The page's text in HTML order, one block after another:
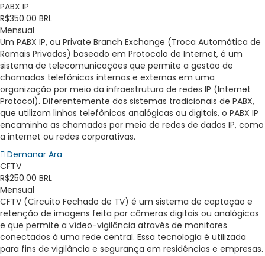
PABX IP
R$350.00 BRL
Mensual
Um PABX IP, ou Private Branch Exchange (Troca Automática de
Ramais Privados) baseado em Protocolo de Internet, é um
sistema de telecomunicações que permite a gestão de
chamadas telefônicas internas e externas em uma
organização por meio da infraestrutura de redes IP (Internet
Protocol). Diferentemente dos sistemas tradicionais de PABX,
que utilizam linhas telefônicas analógicas ou digitais, o PABX IP
encaminha as chamadas por meio de redes de dados IP, como
a internet ou redes corporativas.
Demanar Ara
CFTV
R$250.00 BRL
Mensual
CFTV (Circuito Fechado de TV) é um sistema de captação e
retenção de imagens feita por câmeras digitais ou analógicas
e que permite a vídeo-vigilância através de monitores
conectados à uma rede central. Essa tecnologia é utilizada
para fins de vigilância e segurança em residências e empresas.